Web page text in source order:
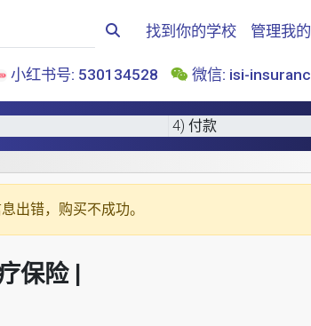
找到你的学校 管理我
小红书号: 530134528 微信: isi-
4) 付款
出错，购买不成功。
保险 |